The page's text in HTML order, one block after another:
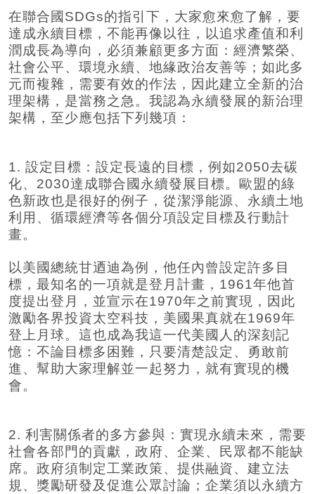
在聯合國SDGs的指引下，大家愈來愈了解，要
達成永續目標，不能再像以往，以追求產值和利
潤成長為導向，必須兼顧更多方面：經濟繁榮、
社會公平、環境永續、地緣政治友善等；如此多
元而複雜，需要有效的作法，因此建立全新的治
理架構，是當務之急。我認為永續發展的新治理
架構，至少應包括下列幾項：
1. 設定目標：設定長遠的目標，例如2050去碳
化、2030達成聯合國永續發展目標。歐盟的綠
色新政也是很好的例子，從潔淨能源、永續土地
利用、循環經濟等各個分項設定目標及行動計
畫。
以美國總統甘迺迪為例，他任內曾設定許多目
標，最知名的一項就是登月計畫，1961年他首
度提出登月，並宣示在1970年之前實現，因此
激勵各界投資太空科技，美國果真就在1969年
登上月球。這也成為我這一代美國人的深刻記
憶：不論目標多困難，只要清楚設定、勇敢前
進、幫助大家理解並一起努力，就有實現的機
會。
2. 利害關係者的多方參與：實現永續未來，需要
社會各部門的貢獻，政府、企業、民眾都不能缺
席。政府須制定工業政策、提供融資、建立法
規、獎勵研發及促進公眾討論；企業須以永續方